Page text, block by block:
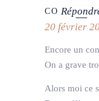
CO
20 février
Encore un
On a grave
Alors moi ce